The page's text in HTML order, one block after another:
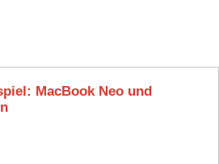
MacBook Neo und